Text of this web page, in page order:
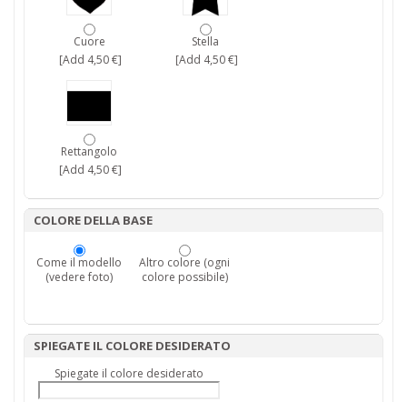
Cuore
[Add 4,50 €]
Stella
[Add 4,50 €]
Rettangolo
[Add 4,50 €]
COLORE DELLA BASE
Come il modello
(vedere foto)
Altro colore (ogni
colore possibile)
SPIEGATE IL COLORE DESIDERATO
Spiegate il colore desiderato